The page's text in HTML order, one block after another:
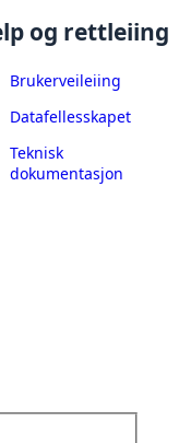
og rettleiing
Brukerveileiing
Datafellesskapet
Teknisk
dokumentasjon